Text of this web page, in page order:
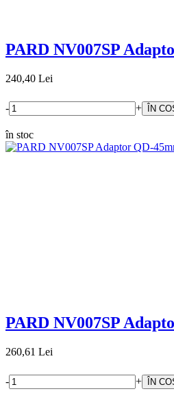
PARD NV007SP
240,40 Lei
- +
în stoc
PARD NV007SP
260,61 Lei
- +